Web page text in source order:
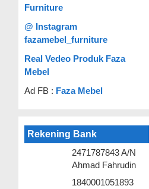
Furniture
@ Instagram
fazamebel_furniture
Real Vedeo Produk Faza
Mebel
Ad FB : Faza Mebel
Rekening Bank
2471787843 A/N
Ahmad Fahrudin
1840001051893